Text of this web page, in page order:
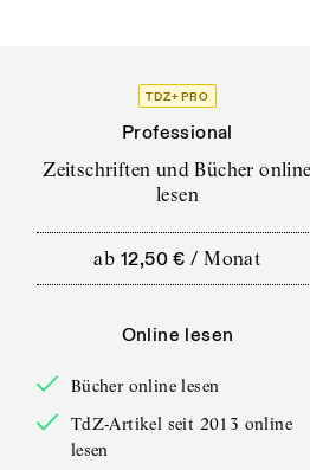
TDZ+ PRO
Professional
Zeitschriften und Bücher online
lesen
ab 12,50 € /Monat
Online lesen
Bücher online lesen
TdZ-Artikel seit 2013 online
lesen